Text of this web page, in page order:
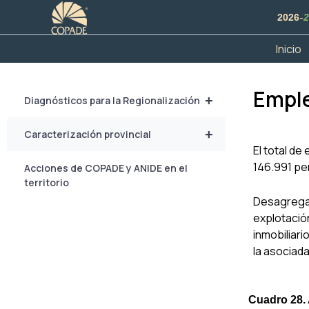
2026-
Inicio
+
Diagnósticos para la Regionalización
+
Caracterización provincial
Acciones de COPADE y ANIDE en el
territorio
El total de
146.991
la
Cuadro